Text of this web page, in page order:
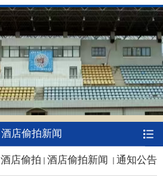
酒店偷拍新闻
酒店偷拍 酒店偷拍新闻 通知公告